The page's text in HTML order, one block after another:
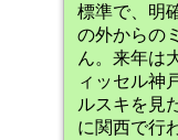
標準で、明
の外からの
ん。来年は
ィッセル神
ルスキを見
に関西で行